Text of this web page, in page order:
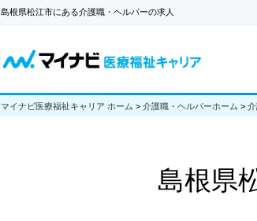
島根県松江市にある介護職・ヘルパーの求人
マイナビ医療福祉キャリア ホーム > 介護職・ヘルパーホーム >
島根県